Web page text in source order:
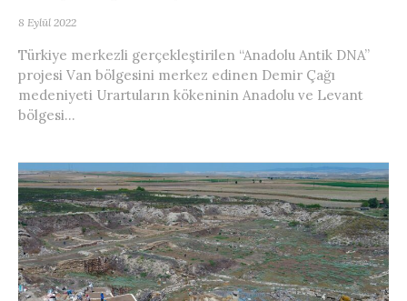
8 Eylül 2022
Türkiye merkezli gerçekleştirilen “Anadolu Antik DNA”
projesi Van bölgesini merkez edinen Demir Çağı
medeniyeti Urartuların kökeninin Anadolu ve Levant
bölgesi...